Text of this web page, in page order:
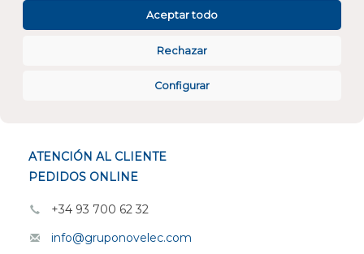
Configurar
Rechazar
Aceptar todo
ATENCIÓN AL CLIENTE
PEDIDOS ONLINE
+34 93 700 62 32
info@gruponovelec.com